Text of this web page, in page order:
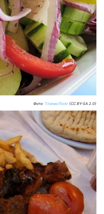
Фото: Titanas/flickr (CC BY-SA 2.0)